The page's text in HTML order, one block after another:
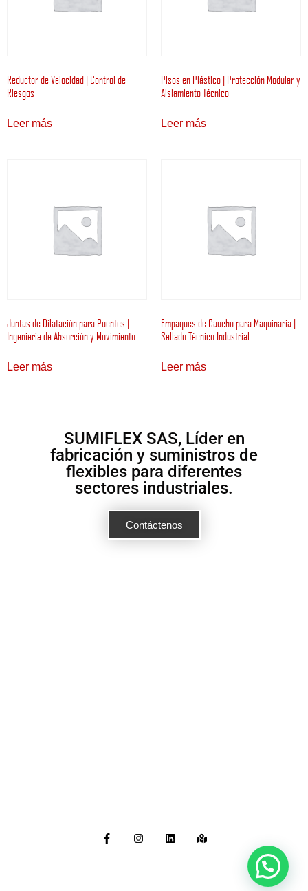
Reductor de Velocidad | Control de
Riesgos
Leer más
Pisos en Plástico | Protección Modular y
Aislamiento Técnico
Leer más
Juntas de Dilatación para Puentes |
Ingeniería de Absorción y Movimiento
Leer más
Empaques de Caucho para Maquinaria |
Sellado Técnico Industrial
Leer más
SUMIFLEX SAS, Líder en
fabricación y suministros de
flexibles para diferentes
sectores industriales.
Contáctenos